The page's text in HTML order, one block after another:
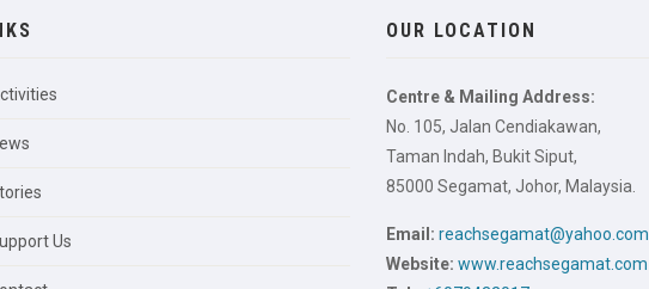
Us
OUR LOCATION
Centre & Mailing Address:
No. 105, Jalan Cendiakawan,
Taman Indah, Bukit Siput,
85000 Segamat, Johor, Malaysia.
Email: reachsegamat@yahoo.com
Website: www.reachsegamat.com